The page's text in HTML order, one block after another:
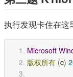
执行发现卡住在这
Microsoft
版权所有 (c)